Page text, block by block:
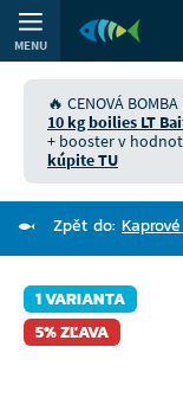
MENU
🔥 CENOVÁ
10 kg boilies LT
+ booster v
kúpite TU
Zpět do:
1 VARIANTA
5% ZĽAVA